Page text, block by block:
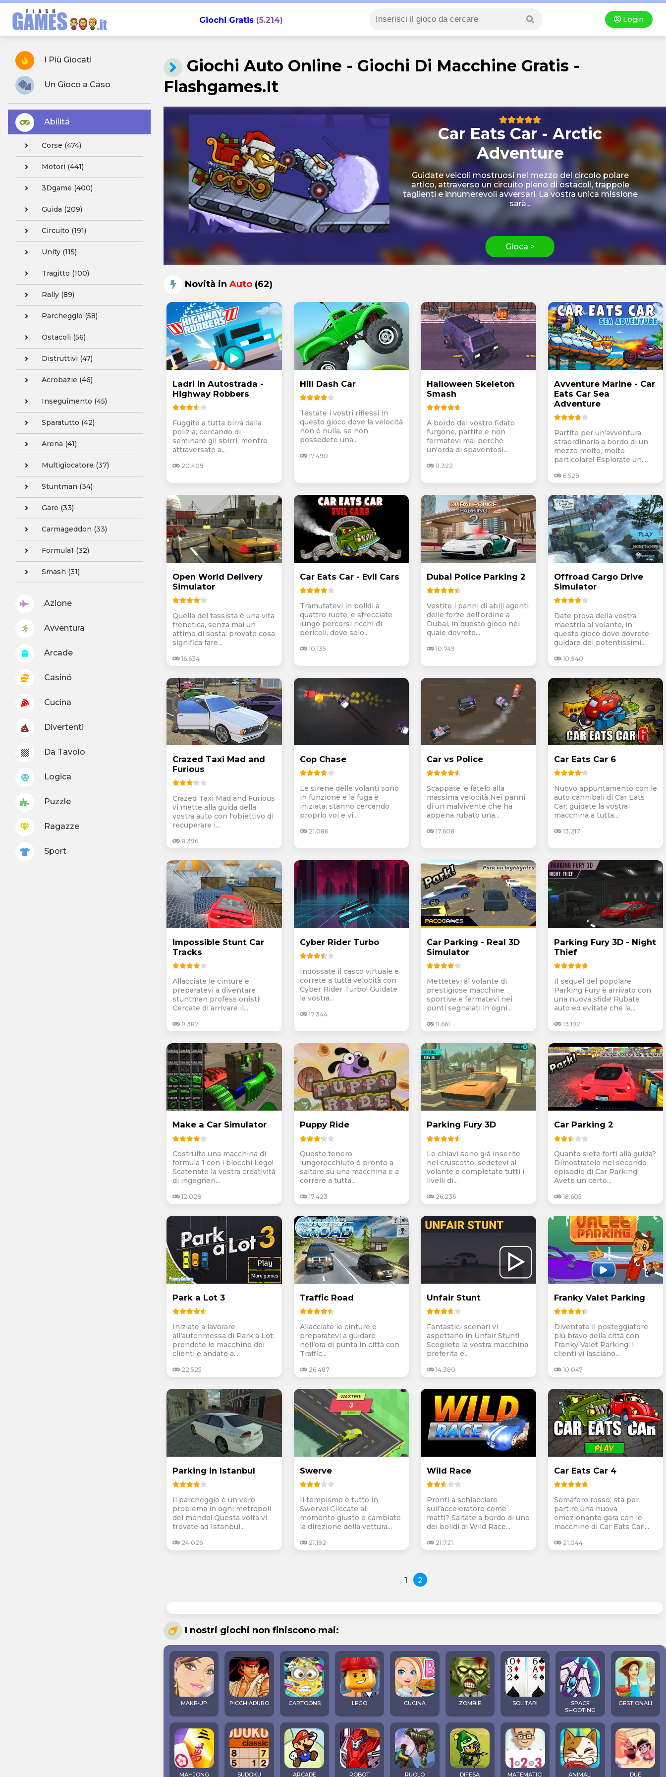
Giochi Gratis(5.214) Login
I Più Giocati
Un Gioco a Caso
Abilitá
Corse (474)
Motori (441)
3Dgame (400)
Guida (209)
Circuito (191)
Unity (115)
Tragitto (100)
Rally (89)
Parcheggio (58)
Ostacoli (56)
Distruttivi (47)
Acrobazie (46)
Inseguimento (45)
Sparatutto (42)
Arena (41)
Multigiocatore (37)
Stuntman (34)
Gare (33)
Carmageddon (33)
Formula1 (32)
Smash (31)
Azione
Avventura
Arcade
Casinó
Cucina
Divertenti
Da Tavolo
Logica
Puzzle
Ragazze
Sport
Giochi Auto Online - Giochi Di Macchine Gratis -
Flashgames.it
Car Eats Car - Arctic
Adventure
Guidate veicoli mostruosi nel mezzo del circolo polare
artico, attraverso un circuito pieno di ostacoli, trappole
taglienti e innumerevoli avversari. La vostra unica missione
sarà...
Gioca >
Novità in Auto (62)
Ladri in Autostrada -
Highway Robbers
Fuggite a tutta birra dalla
polizia, cercando di
seminare gli sbirri, mentre
attraversate a...
20.409
Hill Dash Car
Testate i vostri riflessi in
questo gioco dove la velocità
non è nulla, se non
possedete una...
17.490
Halloween Skeleton
Smash
A bordo del vostro fidato
furgone, partite e non
fermatevi mai perchè
un'orda di spaventosi...
11.322
Avventure Marine - Car
Eats Car Sea
Adventure
Partite per un'avventura
straordinaria a bordo di un
mezzo molto, molto
particolare! Esplorate un...
6.529
Open World Delivery
Simulator
Quella del tassista è una vita
frenetica, senza mai un
attimo di sosta: provate cosa
significa fare...
16.634
Car Eats Car - Evil Cars
Tramutatevi in bolidi a
quattro ruote, e sfrecciate
lungo percorsi ricchi di
pericoli, dove solo...
10.135
Dubai Police Parking 2
Vestite i panni di abili agenti
delle forze dell'ordine a
Dubai, in questo gioco nel
quale dovrete...
10.749
Offroad Cargo Drive
Simulator
Date prova della vostra
maestria al volante, in
questo gioco dove dovrete
guidare dei potentissimi...
10.940
Crazed Taxi Mad and
Furious
Crazed Taxi Mad and Furious
vi mette alla guida della
vostra auto con l'obiettivo di
recuperare i...
8.396
Cop Chase
Le sirene delle volanti sono
in funzione e la fuga è
iniziata: stanno cercando
proprio voi e vi...
21.086
Car vs Police
Scappate, e fatelo alla
massima velocità Nei panni
di un malvivente che ha
appena rubato una...
17.608
Car Eats Car 6
Nuovo appuntamento con le
auto cannibali di Car Eats
Car: guidate la vostra
macchina a tutta...
13.217
Impossible Stunt Car
Tracks
Allacciate le cinture e
preparatevi a diventare
stuntman professionisti!
Cercate di arrivare il...
9.387
Cyber Rider Turbo
Indossate il casco virtuale e
correte a tutta velocità con
Cyber Rider Turbo! Guidate
la vostra...
17.344
Car Parking - Real 3D
Simulator
Mettetevi al volante di
prestigiose macchine
sportive e fermatevi nei
punti segnalati in ogni...
11.661
Parking Fury 3D - Night
Thief
Il sequel del popolare
Parking Fury è arrivato con
una nuova sfida! Rubate
auto ed evitate che la...
13.192
Make a Car Simulator
Costruite una macchina di
formula 1 con i blocchi Lego!
Scatenate la vostra creatività
di ingegneri...
12.028
Puppy Ride
Questo tenero
lungorecchiuto è pronto a
saltare su una macchina e a
correre a tutta...
17.423
Parking Fury 3D
Le chiavi sono già inserite
nel cruscotto, sedetevi al
volante e completate tutti i
livelli di...
26.236
Car Parking 2
Quanto siete forti alla guida?
Dimostratelo nel secondo
episodio di Car Parking!
Avete un certo...
18.605
Park a Lot 3
Iniziate a lavorare
all’autorimessa di Park a Lot:
prendete le macchine dei
clienti e andate a...
22.525
Traffic Road
Allacciate le cinture e
preparatevi a guidare
nell’ora di punta in città con
Traffic...
26.487
Unfair Stunt
Fantastici scenari vi
aspettano in Unfair Stunt!
Scegliete la vostra macchina
preferita e...
14.380
Franky Valet Parking
Diventate il posteggiatore
più bravo della città con
Franky Valet Parking! I
clienti vi lasciano...
10.047
Parking in Istanbul
Il parcheggio è un vero
problema in ogni metropoli
del mondo! Questa volta vi
trovate ad Istanbul...
24.026
Swerve
Il tempismo è tutto in
Swerve! Cliccate al
momento giusto e cambiate
la direzione della vettura...
21.192
Wild Race
Pronti a schiacciare
sull’acceleratore come
matti? Saltate a bordo di uno
dei bolidi di Wild Race...
21.721
Car Eats Car 4
Semaforo rosso, sta per
partire una nuova
emozionante gara con le
macchine di Car Eats Car!...
21.044
1 2
I nostri giochi non finiscono mai:
MAKE-UP PICCHIADURO CARTOONS LEGO CUCINA ZOMBIE SOLITARI
SPACE
SHOOTING
GESTIONALI
MAHJONG SUDOKU ARCADE ROBOT RUOLO DIFESA MATEMATICI ANIMALI DUE